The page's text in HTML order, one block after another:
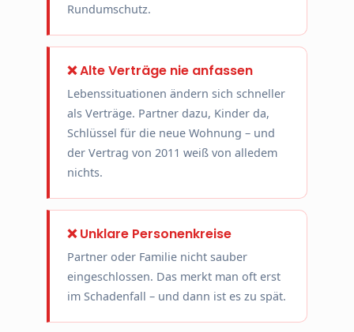
Rundumschutz.
❌ Alte Verträge nie anfassen
Lebenssituationen ändern sich schneller
als Verträge. Partner dazu, Kinder da,
Schlüssel für die neue Wohnung – und
der Vertrag von 2011 weiß von alledem
nichts.
❌ Unklare Personenkreise
Partner oder Familie nicht sauber
eingeschlossen. Das merkt man oft erst
im Schadenfall – und dann ist es zu spät.